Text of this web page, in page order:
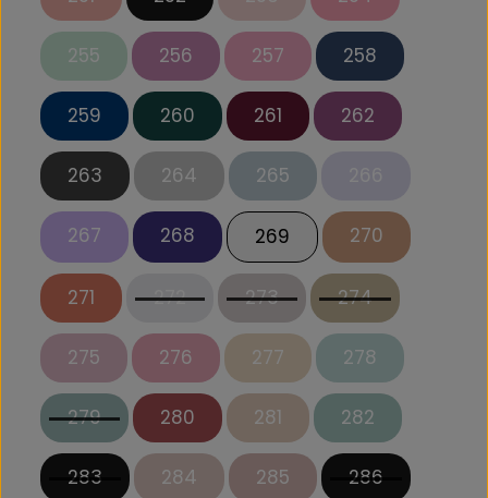
255 256 257 258
259 260 261 262
263 264 265
267 268 269 270
271 272 273 274
275 276 277 278
279 280 281 282
283 284 285 286